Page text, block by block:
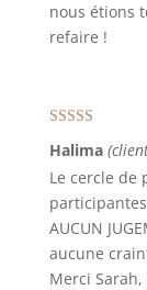
nous étions
refaire !
Halima
Le cercle de
AUCUN
aucune
Merci